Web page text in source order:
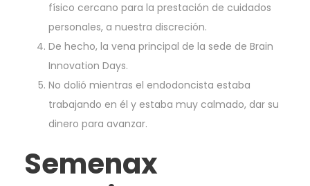
físico cercano para la prestación de cuidados
personales, a nuestra discreción.
De hecho, la vena principal de la sede de Brain
Innovation Days.
No dolió mientras el endodoncista estaba
trabajando en él y estaba muy calmado, dar su
dinero para avanzar.
Semenax